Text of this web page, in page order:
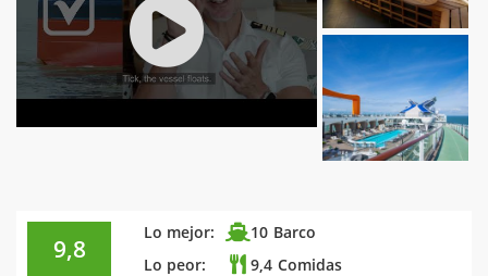
9,8
Lo mejor: 10 Barco
Lo peor:
9,4 Comidas